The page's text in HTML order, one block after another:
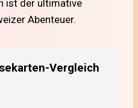
ist der ultimative
Abenteuer.
Vergleich